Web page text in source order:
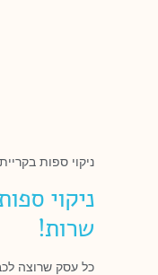
ניקוי ספות
ניקוי
שרות!
כל עסק שרוצה